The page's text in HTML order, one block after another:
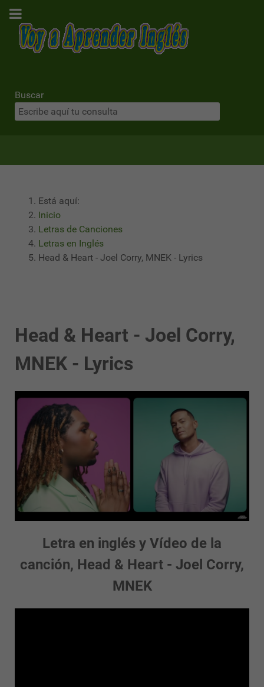
Buscar
Está aquí:
Inicio
Letras de Canciones
Letras en Inglés
Head & Heart - Joel Corry, MNEK - Lyrics
Head & Heart - Joel Corry,
MNEK - Lyrics
Letra en inglés y Vídeo de la
canción, Head & Heart - Joel Corry,
MNEK